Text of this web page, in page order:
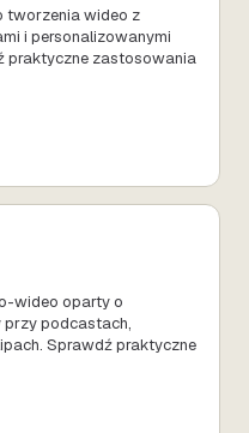
tworzenia wideo z
i personalizowanymi
praktyczne zastosowania
wideo oparty o
podcastach,
Sprawdź praktyczne